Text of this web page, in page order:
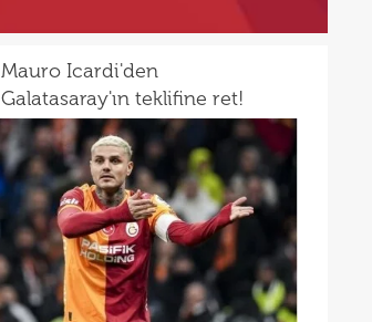
Mauro Icardi'den
Galatasaray'ın teklifine ret!